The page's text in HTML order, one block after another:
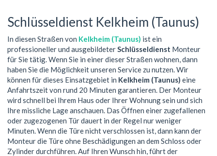
Schlüsseldienst Kelkheim (Taunus)
In diesen Straßen von Kelkheim (Taunus) ist ein
professioneller und ausgebildeterSchlüsseldienst Monteur
für Sie tätig. Wenn Sie in einer dieser Straßen wohnen, dann
haben Sie die Möglichkeit unseren Service zu nutzen. Wir
können für dieses Einsatzgebiet in Kelkheim (Taunus) eine
Anfahrtszeit von rund 20 Minuten garantieren. Der Monteur
wird schnell bei Ihrem Haus oder Ihrer Wohnung sein und sich
Ihre missliche Lage anschauen. Das Öffnen einer zugefallenen
oder zugezogenen Tür dauert in der Regel nur weniger
Minuten. Wenn die Türe nicht verschlossen ist, dann kann der
Monteur die Türe ohne Beschädigungen an dem Schloss oder
Zylinder durchführen. Auf Ihren Wunsch hin, führt der